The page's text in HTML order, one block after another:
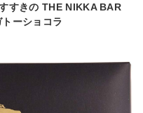
すきの THE NIKKA BAR
ーショコラ